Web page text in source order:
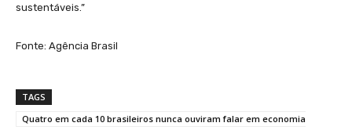
sustentáveis.”
Fonte: Agência Brasil
TAGS
Quatro em cada 10 brasileiros nunca ouviram falar em economia